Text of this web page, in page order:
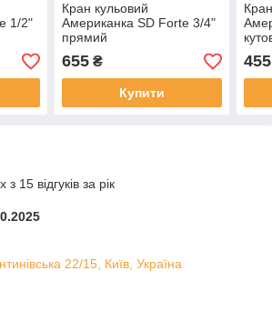
1/2"
Кран кульовий
Американка SD Forte 3/4"
прямий
655₴
Купити
455
15 відгуків за рік
22/15, Київ, Україна